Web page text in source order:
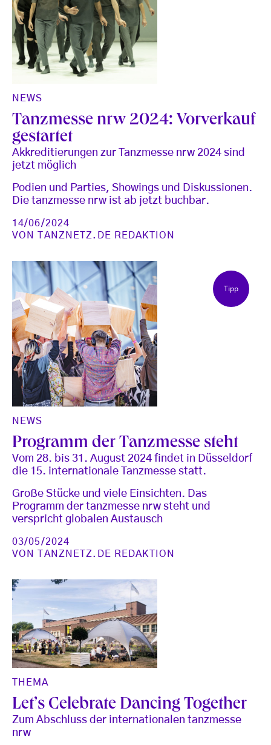
NEWS
Tanzmesse nrw 2024: Vorverkauf
gestartet
Akkreditierungen zur Tanzmesse nrw 2024 sind
jetzt möglich
Podien und Parties, Showings und Diskussionen.
Die tanzmesse nrw ist ab jetzt buchbar.
14/06/2024
VONTANZNETZ.DE REDAKTION
Tipp
NEWS
Programm der Tanzmesse steht
Vom 28. bis 31. August 2024 findet in Düsseldorf
die 15. internationale Tanzmesse statt.
Große Stücke und viele Einsichten. Das
Programm der tanzmesse nrw steht und
verspricht globalen Austausch
03/05/2024
VONTANZNETZ.DE REDAKTION
THEMA
Let’s Celebrate Dancing Together
Zum Abschluss der internationalen tanzmesse
nrw